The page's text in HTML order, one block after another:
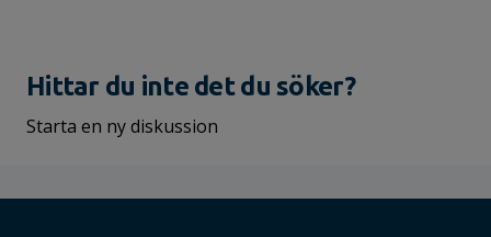
Hittar du inte det du söker?
Starta en ny diskussion